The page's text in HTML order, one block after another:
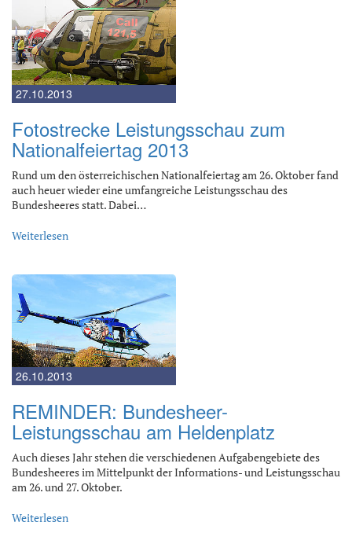
27.10.2013
Fotostrecke Leistungsschau zum
Nationalfeiertag 2013
Rund um den österreichischen Nationalfeiertag am 26. Oktober fand
auch heuer wieder eine umfangreiche Leistungsschau des
Bundesheeres statt. Dabei…
Weiterlesen
26.10.2013
REMINDER: Bundesheer-
Leistungsschau am Heldenplatz
Auch dieses Jahr stehen die verschiedenen Aufgabengebiete des
Bundesheeres im Mittelpunkt der Informations- und Leistungsschau
am 26. und 27. Oktober.
Weiterlesen